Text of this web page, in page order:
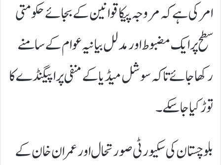
امر کی ہے کہ مروجہ پیکا قوانین کے بجائے حکومتی
سطح پر ایک مضبوط اور مدلل بیانیہ عوام کے سامنے
رکھا جائے تاکہ سوشل میڈیا کے منفی پراپیگنڈے کا
توڑ کیا جا سکے۔
​بلوچستان کی سکیورٹی صورتحال اور عمران خان کے